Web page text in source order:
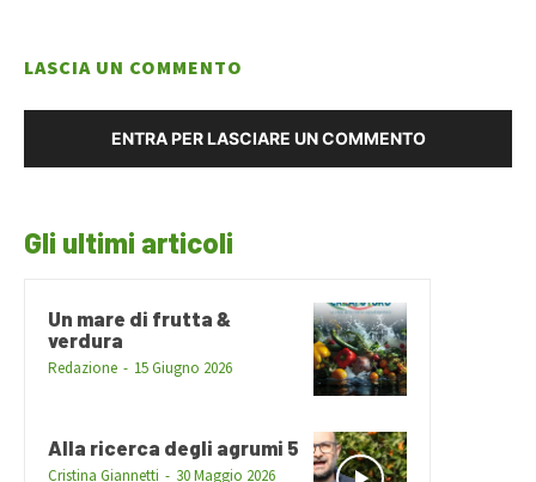
LASCIA UN COMMENTO
ENTRA PER LASCIARE UN COMMENTO
Gli ultimi articoli
Un mare di frutta &
verdura
Redazione - 15 Giugno 2026
Alla ricerca degli agrumi 5
Cristina Giannetti - 30 Maggio 2026